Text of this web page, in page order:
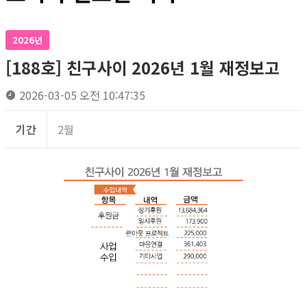
2026년
[188호] 친구사이 2026년 1월 재정보고
2026-03-05 오전 10:47:35
기간 2월